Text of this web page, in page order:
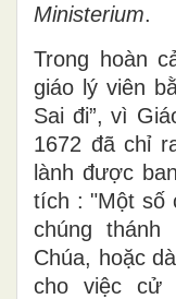
Ministerium.
Trong hoàn
giáo lý viên
Sai đi”, vì
1672 đã chỉ
lành được
tích : "Một số
chúng
Chúa, hoặc
cho việc cử